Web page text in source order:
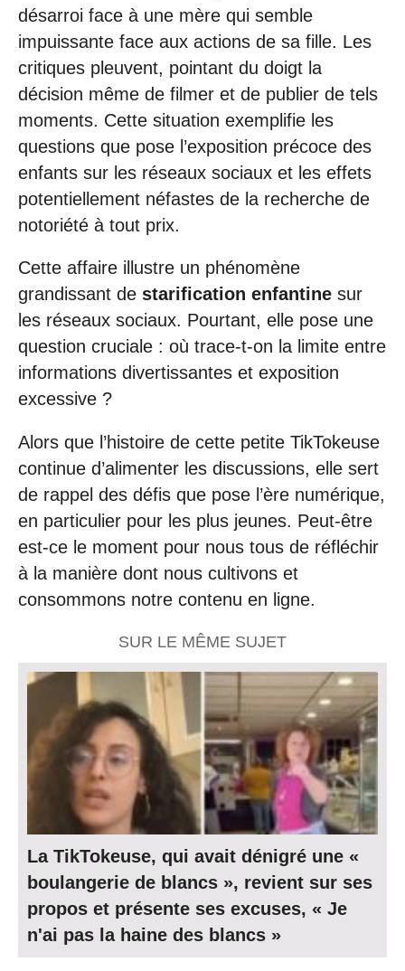
désarroi face à une mère qui semble
impuissante face aux actions de sa fille. Les
critiques pleuvent, pointant du doigt la
décision même de filmer et de publier de tels
moments. Cette situation exemplifie les
questions que pose l’exposition précoce des
enfants sur les réseaux sociaux et les effets
potentiellement néfastes de la recherche de
notoriété à tout prix.
Cette affaire illustre un phénomène
grandissant de starification enfantine sur
les réseaux sociaux. Pourtant, elle pose une
question cruciale : où trace-t-on la limite entre
informations divertissantes et exposition
excessive ?
Alors que l’histoire de cette petite TikTokeuse
continue d’alimenter les discussions, elle sert
de rappel des défis que pose l’ère numérique,
en particulier pour les plus jeunes. Peut-être
est-ce le moment pour nous tous de réfléchir
à la manière dont nous cultivons et
consommons notre contenu en ligne.
SUR LE MÊME SUJET
La TikTokeuse, qui avait dénigré une «
boulangerie de blancs », revient sur ses
propos et présente ses excuses, « Je
n'ai pas la haine des blancs »